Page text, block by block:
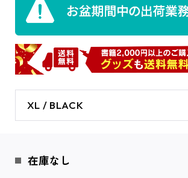
XL / BLACK
在庫なし